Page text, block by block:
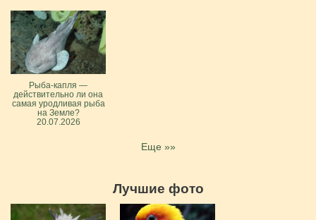
Рыба-капля —
действительно ли она
самая уродливая рыба
на Земле?
20.07.2026
Еще »»
Лучшие фото